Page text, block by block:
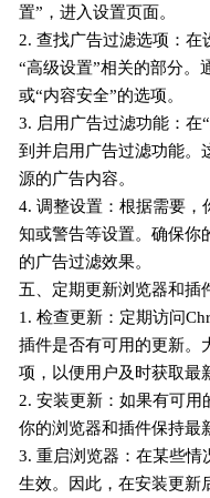
置”，进入设置页面。
2. 查找广告过滤选项：在
“高级设置”相关的部分。
或“内容安全”的选项。
3. 启用广告过滤功能：在
到并启用广告过滤功能。
源的广告内容。
4. 调整设置：根据需要，
知或警告等设置。确保你
的广告过滤效果。
五、定期更新浏览器和插
1. 检查更新：定期访问
插件是否有可用的更新。
项，以便用户及时获取最
2. 安装更新：如果有可用
你的浏览器和插件保持最
3. 重启浏览器：在某些情
生效。因此，在安装更新